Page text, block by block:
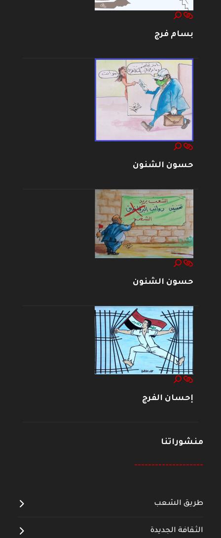
بسام فرج
حسون الشنون
حسون الشنون
إحسان الفرج
منشوراتنا
--------------------
طريق الشعب
الثقافة الجديدة